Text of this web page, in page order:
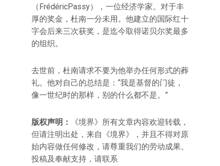
（FrédéricPassy），一位经济学家。对于丰
厚的奖金，杜南一分未用。他建立的国际红十
字会后来三次获奖，是迄今取得诺贝尔奖最多
的组织。
去世前，杜南请求不要为他举办任何形式的葬
礼。他对自己的总结是：“我是基督的门徒，
像一世纪时的那样，别的什么都不是。”
版权声明：
《境界》所有文章内容欢迎转载，
但请注明出处，来自《境界》，并且不得对原
始内容做任何修改，请尊重我们的劳动成果。
投稿及奉献支持，请联系